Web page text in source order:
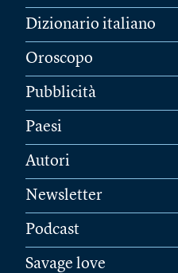
Dizionario italiano
Oroscopo
Pubblicità
Paesi
Autori
Newsletter
Podcast
Savage love